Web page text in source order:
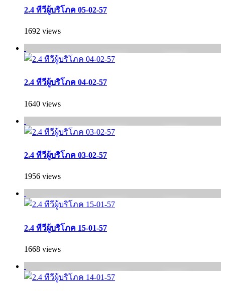
2.4 ทีวีผู้บริโภค 05-02-57
1692 views
2.4 ทีวีผู้บริโภค 04-02-57
1640 views
2.4 ทีวีผู้บริโภค 03-02-57
1956 views
2.4 ทีวีผู้บริโภค 15-01-57
1668 views